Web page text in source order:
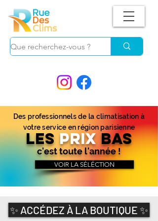
Des professionnels de la climatisation à
votre service en région parisienne
LES PRIX BAS
c'est toute l'année !
VOIR LA SÉLÉCTION
✨ ACCÉDEZ À LA BOUTIQUE ✨